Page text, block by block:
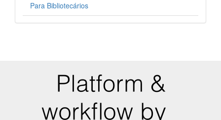
Para Bibliotecários